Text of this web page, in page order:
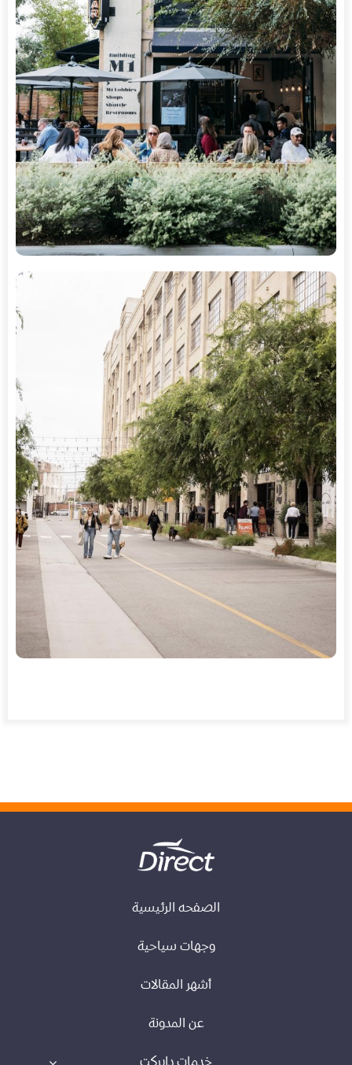
الصفحه الرئيسية
وجهات سياحية
أشهر المقالات
عن المدونة